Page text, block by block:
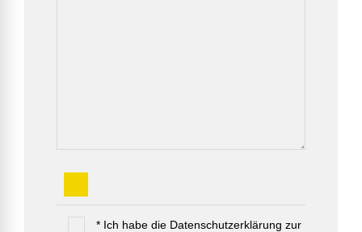
* Ich habe die Datenschutzerklärung zur